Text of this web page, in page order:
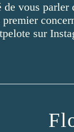
vous
sur